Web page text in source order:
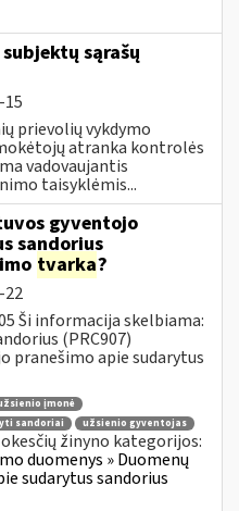
sąrašų
15
prievolių vykdymo
atranka kontrolės
vadovaujantis
taisyklėmis...
gyventojo
sandorius
tvarka?
22
Ši informacija skelbiama:
(PRC907)
pranešimo apie sudarytus
įmonė
sandoriai
užsienio gyventojas
žinyno kategorijos:
duomenys » Duomenų
sudarytus sandorius